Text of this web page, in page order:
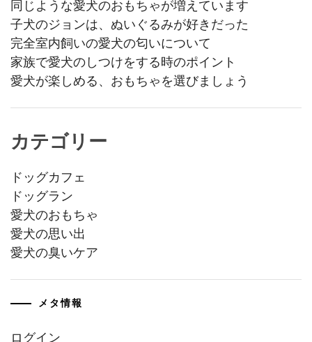
同じような愛犬のおもちゃが増えています
子犬のジョンは、ぬいぐるみが好きだった
完全室内飼いの愛犬の匂いについて
家族で愛犬のしつけをする時のポイント
愛犬が楽しめる、おもちゃを選びましょう
カテゴリー
ドッグカフェ
ドッグラン
愛犬のおもちゃ
愛犬の思い出
愛犬の臭いケア
メタ情報
ログイン